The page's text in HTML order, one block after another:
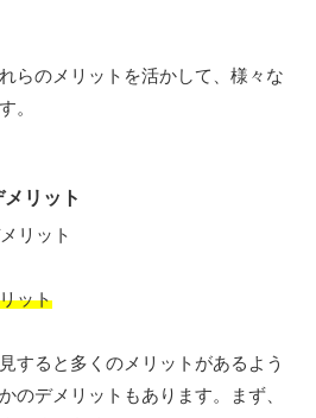
らのメリットを活かして、様々な
。
リット
ット
すると多くのメリットがあるよう
のデメリットもあります。まず、